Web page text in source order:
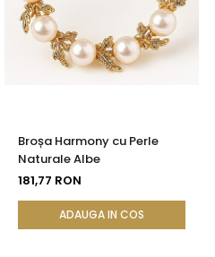
Broșa Harmony cu Perle
Naturale Albe
181,77 RON
ADAUGA IN COS